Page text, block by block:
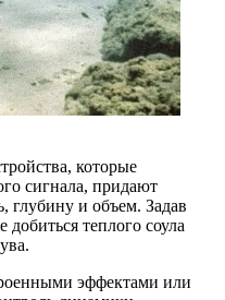
которые
сигнала, придают
глубину и объем. Задав
теплого соула
эффектами или